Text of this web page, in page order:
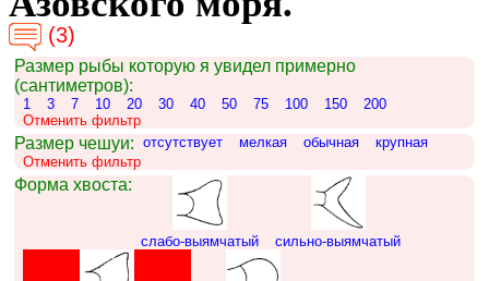
(3)
Размер рыбы которую я увидел примерно
(сантиметров):
1 3 7 10 20 30 40 50 75 100 150
200
Отменить фильтр
Размер чешуи: отсутствует мелкая обычная
крупная
Отменить фильтр
Форма хвоста:
слабо-выямчатый сильно-выямчатый